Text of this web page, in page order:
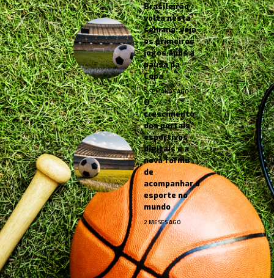
Brasileirão
volta nesta
semana: veja
os primeiros
jogos após a
pausa da
Copa
3 SEMANAS AGO
O
crescimento
dos portais
esportivos
digitais e a
nova forma
de
acompanhar o
esporte no
mundo
2 MESES AGO